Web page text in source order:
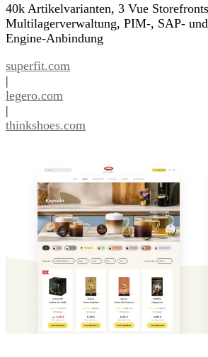
40k Artikelvarianten, 3 Vue
Multilagerverwaltung, PIM-, SAP-
Engine-Anbindung
superfit.com
|
legero.com
|
thinkshoes.com